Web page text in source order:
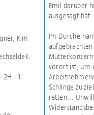
Kim
2H - 1
Emil darüber
ausgesagt hat.
Im
vorort ist, um
Schlinge zu
retten...